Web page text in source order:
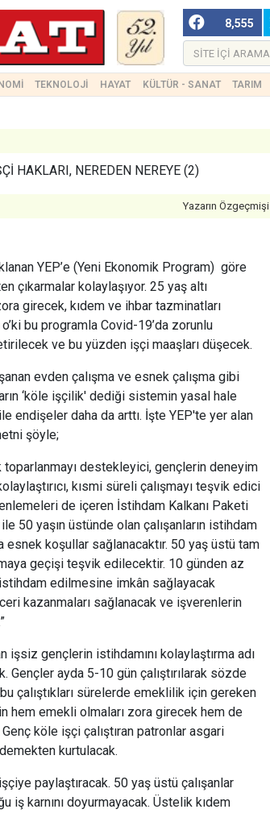
8,555
TEKNOLOJİ HAYAT KÜLTÜR - SANAT TARIM
HAKLARI, NEREDEN NEREYE (2)
Yazarın Özgeçmişi
YEP’e (Yeni Ekonomik Program) göre
çıkarmalar kolaylaşıyor. 25 yaş altı
girecek, kıdem ve ihbar tazminatları
bu programla Covid-19’da zorunlu
ve bu yüzden işçi maaşları düşecek.
evden çalışma ve esnek çalışma gibi
‘köle işçilik' dediği sistemin yasal hale
endişeler daha da arttı. İşte YEP'te yer alan
şöyle;
toparlanmayı destekleyici, gençlerin deneyim
kısmi süreli çalışmayı teşvik edici
de içeren İstihdam Kalkanı Paketi
50 yaşın üstünde olan çalışanların istihdam
koşullar sağlanacaktır. 50 yaş üstü tam
geçişi teşvik edilecektir. 10 günden az
edilmesine imkân sağlayacak
kazanmaları sağlanacak ve işverenlerin
işsiz gençlerin istihdamını kolaylaştırma adı
Gençler ayda 5-10 gün çalıştırılarak sözde
çalıştıkları sürelerde emeklilik için gereken
hem emekli olmaları zora girecek hem de
köle işçi çalıştıran patronlar asgari
kurtulacak.
paylaştıracak. 50 yaş üstü çalışanlar
iş karnını doyurmayacak. Üstelik kıdem